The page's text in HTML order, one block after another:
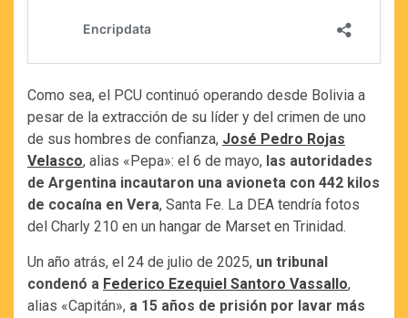
Como sea, el PCU continuó operando desde Bolivia a
pesar de la extracción de su líder y del crimen de uno
de sus hombres de confianza, José Pedro Rojas
Velasco, alias «Pepa»: el 6 de mayo, las autoridades
de Argentina incautaron una avioneta con 442 kilos
de cocaína en Vera, Santa Fe. La DEA tendría fotos
del Charly 210 en un hangar de Marset en Trinidad.
Un año atrás, el 24 de julio de 2025, un tribunal
condenó a Federico Ezequiel Santoro Vassallo,
alias «Capitán», a 15 años de prisión por lavar más